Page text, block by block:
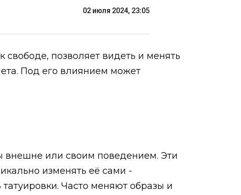
02 июля 2024, 23:05
позволяет видеть и менять
Под его влиянием может
внешне или своим поведением. Эти
изменять её сами -
Часто меняют образы и